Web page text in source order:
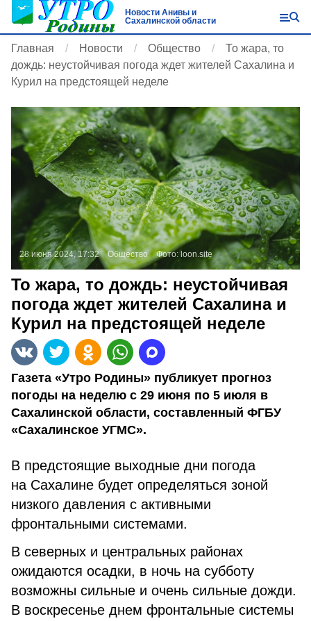
Новости Анивы и
Сахалинской области
Главная Новости Общество
То жара, то
дождь: неустойчивая погода ждет жителей Сахалина и
Курил на предстоящей неделе
28 июня 2024, 17:32 Общество Фото: loon.site
То жара, то дождь: неустойчивая
погода ждет жителей Сахалина и
Курил на предстоящей неделе
Газета «Утро Родины» публикует прогноз
погоды на неделю с 29 июня по 5 июля в
Сахалинской области, составленный ФГБУ
«Сахалинское УГМС».
В предстоящие выходные дни погода
на Сахалине будет определяться зоной
низкого давления с активными
фронтальными системами.
В северных и центральных районах
ожидаются осадки, в ночь на субботу
возможны сильные и очень сильные дожди.
В воскресенье днем фронтальные системы